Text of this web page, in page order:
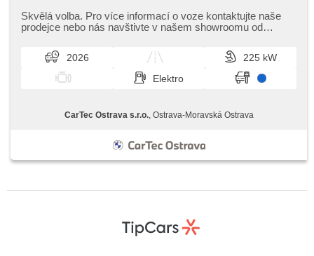
zařízení, bezklíčové odemykání, bezklíčové startování,
head-up display, beheizte Sitze, Fahrgestell
Skvělá volba. Pro více informací o voze kontaktujte naše
prodejce nebo nás navštivte v našem showroomu od
2026
225 kW
Elektro
CarTec Ostrava s.r.o., Ostrava-Moravská Ostrava